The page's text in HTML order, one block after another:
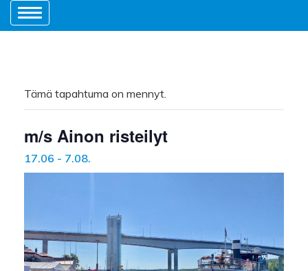
Toggle
navigation
Tämä tapahtuma on mennyt.
m/s Ainon risteilyt
17.06 - 7.08.